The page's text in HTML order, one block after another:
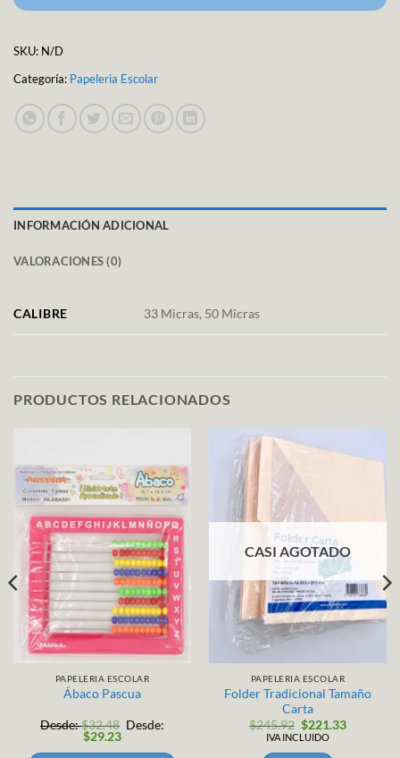
SKU: N/D
Categoría: Papeleria Escolar
INFORMACIÓN ADICIONAL
VALORACIONES (0)
CALIBRE 33 Micras, 50 Micras
PRODUCTOS RELACIONADOS
PAPELERIA ESCOLAR
Ábaco Pascua
Desde:$32.48 Desde:
$29.23
CASI AGOTADO
PAPELERIA ESCOLAR
Folder Tradicional Tamaño
Carta
$245.92 El
precio
$221.33El
IVA INCLUIDO